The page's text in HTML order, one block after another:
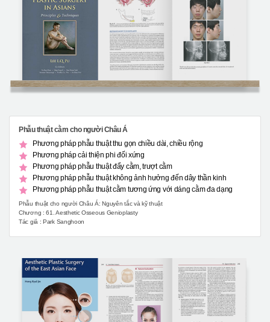
Phẫu thuật cằm cho người Châu Á
Phương pháp phẫu thuật thu gọn chiều dài, chiều rộng
Phương pháp cải thiện phi đối xứng
Phương pháp phẫu thuật đẩy cằm, trượt cằm
Phương pháp phẫu thuật không ảnh hưởng đến dây thần kinh
Phương pháp phẫu thuật cằm tương ứng với dáng cằm đa dạng
Phẫu thuật cho người Châu Á: Nguyên tắc và kỹ thuật
Chương : 61. Aesthetic Osseous Genioplasty
Tác giả : Park Sanghoon